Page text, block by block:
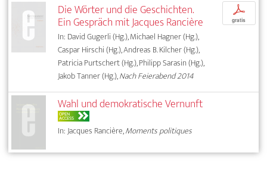
Die Wörter und die Geschichten.
Ein Gespräch mit Jacques Rancière
In: David Gugerli (Hg.), Michael Hagner (Hg.),
Caspar Hirschi (Hg.), Andreas B. Kilcher (Hg.),
Patricia Purtschert (Hg.), Philipp Sarasin (Hg.),
Jakob Tanner (Hg.),Nach Feierabend 2014
p
gratis
Wahl und demokratische Vernunft
OPEN
ACCESS
In: Jacques Rancière,Moments politiques